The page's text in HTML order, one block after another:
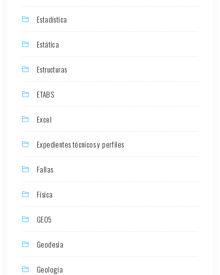
Estadística
Estática
Estructuras
ETABS
Excel
Expedientes técnicos y perfiles
Fallas
Física
GEO5
Geodesia
Geología